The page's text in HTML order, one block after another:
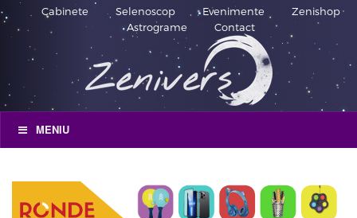
Cabinete Selenoscop Evenimente
Zenishop
Astrograme
Contact
MENIU